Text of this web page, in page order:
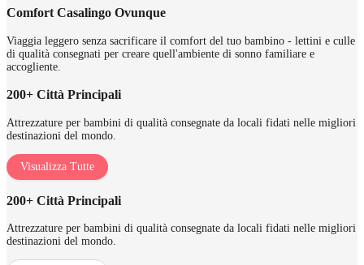
Comfort Casalingo Ovunque
Viaggia leggero senza sacrificare il comfort del tuo bambino - lettini e culle
di qualità consegnati per creare quell'ambiente di sonno familiare e
accogliente.
200+ Città Principali
Attrezzature per bambini di qualità consegnate da locali fidati nelle migliori
destinazioni del mondo.
Visualizza Tutte
200+ Città Principali
Attrezzature per bambini di qualità consegnate da locali fidati nelle migliori
destinazioni del mondo.